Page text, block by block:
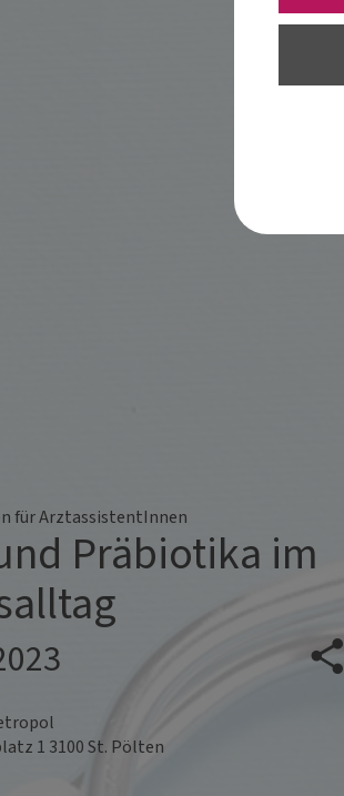
für ArztassistentInnen
Präbiotika im
1 3100St. Pölten